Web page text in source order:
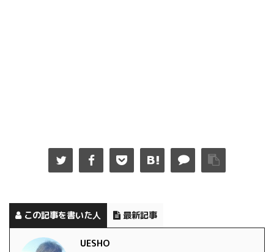
この記事を書いた人 最新記事
UESHO